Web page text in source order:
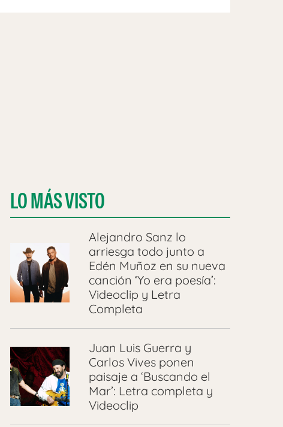
LO MÁS VISTO
Alejandro Sanz lo
arriesga todo junto a
Edén Muñoz en su nueva
canción ‘Yo era poesía’:
Videoclip y Letra
Completa
Juan Luis Guerra y
Carlos Vives ponen
paisaje a ‘Buscando el
Mar’: Letra completa y
Videoclip